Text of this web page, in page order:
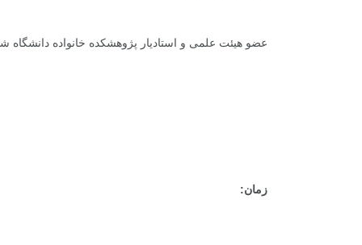
عضو هیئت علمی و استادیار پژوهشکده خانواده دانشگاه
زمان: